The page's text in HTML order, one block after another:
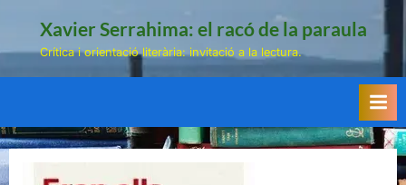
Xavier Serrahima: el racó de la paraula
Crítica i orientació literària: invitació a la lectura.